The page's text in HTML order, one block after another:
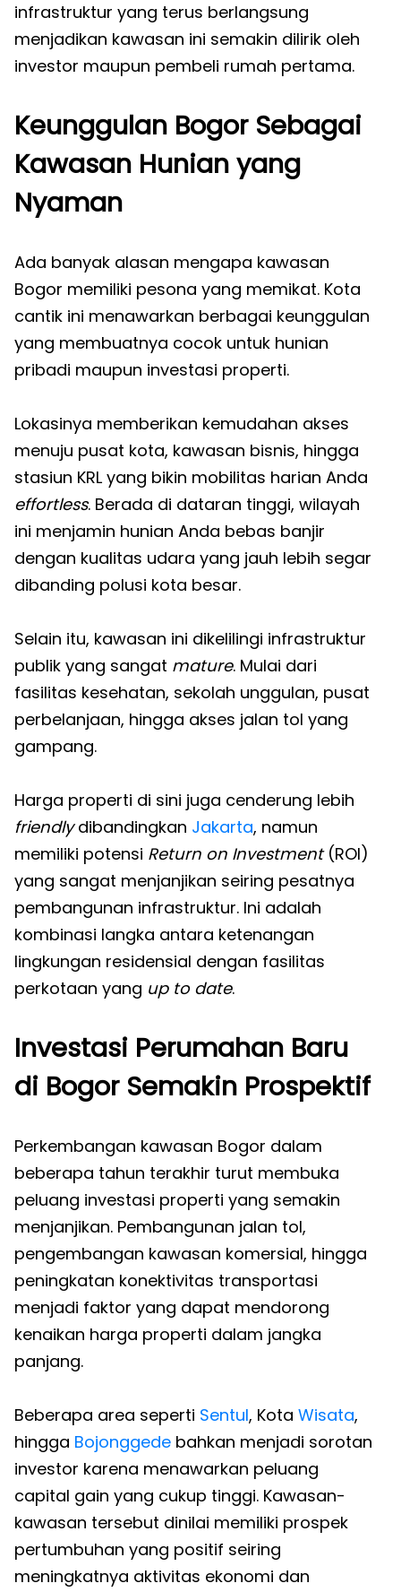
infrastruktur yang terus berlangsung
menjadikan kawasan ini semakin dilirik oleh
investor maupun pembeli rumah pertama.
Keunggulan Bogor Sebagai
Kawasan Hunian yang
Nyaman
Ada banyak alasan mengapa kawasan
Bogor memiliki pesona yang memikat. Kota
cantik ini menawarkan berbagai keunggulan
yang membuatnya cocok untuk hunian
pribadi maupun investasi properti.
Lokasinya memberikan kemudahan akses
menuju pusat kota, kawasan bisnis, hingga
stasiun KRL yang bikin mobilitas harian Anda
effortless. Berada di dataran tinggi, wilayah
ini menjamin hunian Anda bebas banjir
dengan kualitas udara yang jauh lebih segar
dibanding polusi kota besar.
Selain itu, kawasan ini dikelilingi infrastruktur
publik yang sangat mature. Mulai dari
fasilitas kesehatan, sekolah unggulan, pusat
perbelanjaan, hingga akses jalan tol yang
gampang.
Harga properti di sini juga cenderung lebih
friendlydibandingkan Jakarta, namun
memiliki potensi Return on Investment(ROI)
yang sangat menjanjikan seiring pesatnya
pembangunan infrastruktur. Ini adalah
kombinasi langka antara ketenangan
lingkungan residensial dengan fasilitas
perkotaan yang up to date.
Investasi Perumahan Baru
di Bogor Semakin Prospektif
Perkembangan kawasan Bogor dalam
beberapa tahun terakhir turut membuka
peluang investasi properti yang semakin
menjanjikan. Pembangunan jalan tol,
pengembangan kawasan komersial, hingga
peningkatan konektivitas transportasi
menjadi faktor yang dapat mendorong
kenaikan harga properti dalam jangka
panjang.
Beberapa area seperti Sentul, Kota Wisata,
hingga Bojonggede bahkan menjadi sorotan
investor karena menawarkan peluang
capital gain yang cukup tinggi. Kawasan-
kawasan tersebut dinilai memiliki prospek
pertumbuhan yang positif seiring
meningkatnya aktivitas ekonomi dan